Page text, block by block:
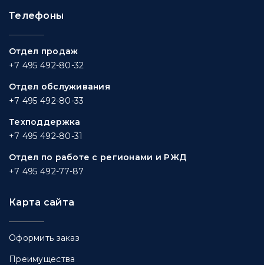
Телефоны
Отдел продаж
+7 495 492-80-32
Отдел обслуживания
+7 495 492-80-33
Техподдержка
+7 495 492-80-31
Отдел по работе с регионами и РЖД
+7 495 492-77-87
Карта сайта
Оформить заказ
Преимущества